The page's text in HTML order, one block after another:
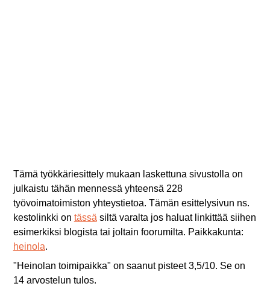
Tämä työkkäriesittely mukaan laskettuna sivustolla on
julkaistu tähän mennessä yhteensä 228
työvoimatoimiston yhteystietoa. Tämän esittelysivun ns.
kestolinkki on tässä siltä varalta jos haluat linkittää siihen
esimerkiksi blogista tai joltain foorumilta. Paikkakunta:
heinola.
"Heinolan toimipaikka" on saanut pisteet3,5/10. Se on
14arvostelun tulos.